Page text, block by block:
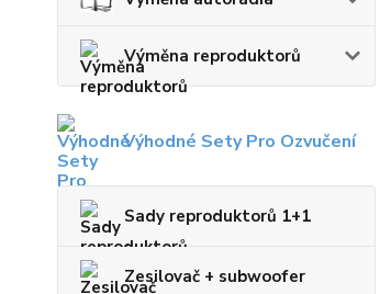
Výměna reproduktorů
Výhodné Sety Pro Ozvučení
Sady reproduktorů 1+1
Zesilovač + subwoofer